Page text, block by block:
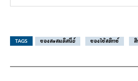
TAGS ของสะสมดิสนีย์ ของใช้สติทช์